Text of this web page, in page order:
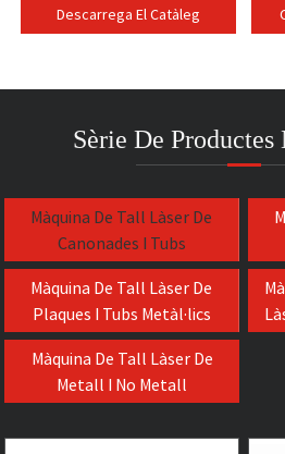
Descarrega El Catàleg
Sèrie De Productes
Màquina De Tall Làser De
Canonades I Tubs
Màquina De Tall Làser De
Plaques I Tubs Metàl·lics
Màquina De Tall Làser De
Metall I No Metall